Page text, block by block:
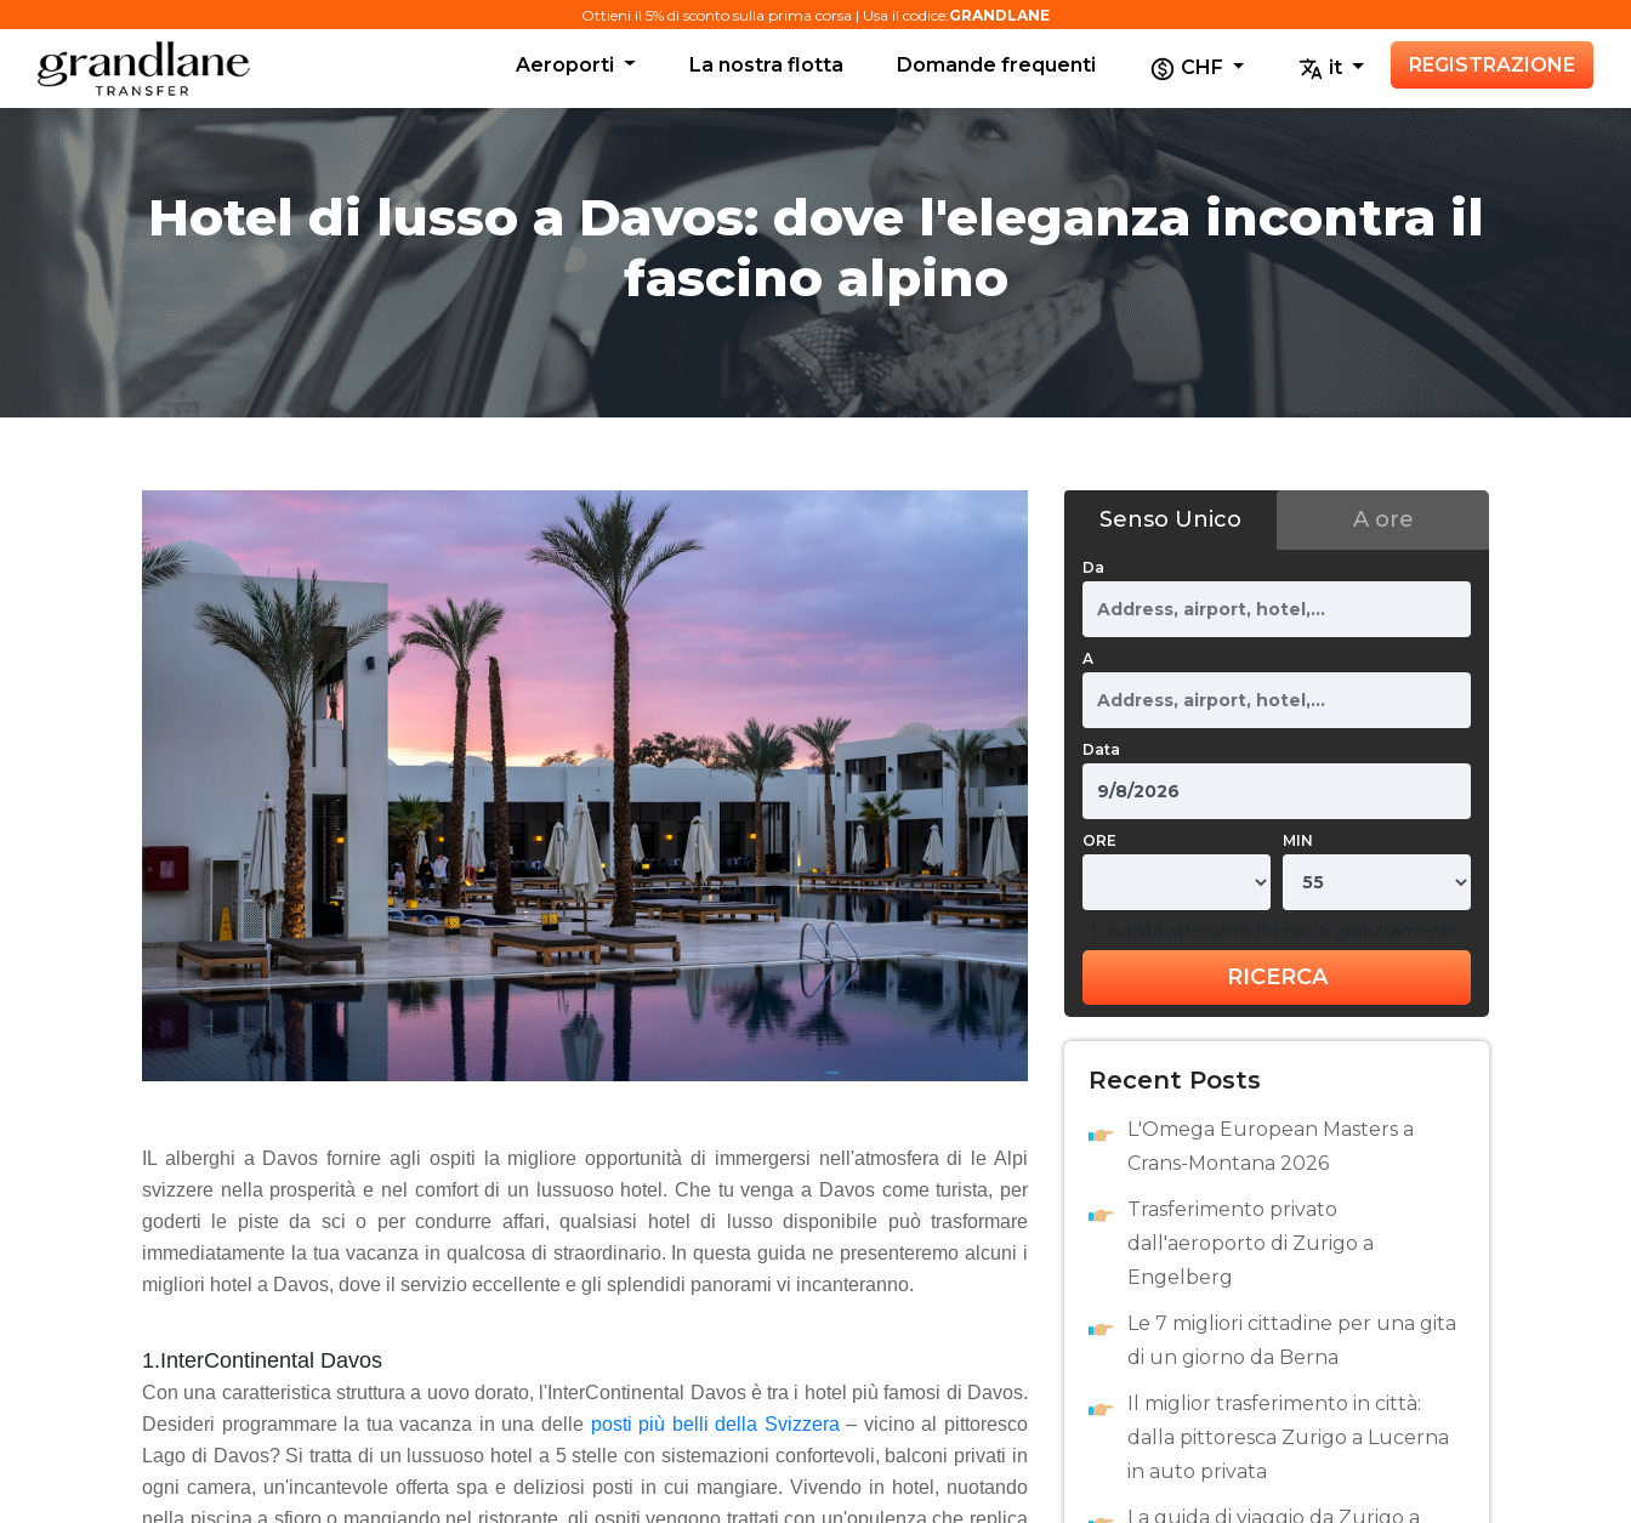
Ottieni il 5% di sconto sulla prima corsa | Usa il codice:GRANDLANE
Aeroporti La nostra flotta Domande frequenti CHF it REGISTRAZIONE
Hotel di lusso a Davos: dove l'eleganza incontra il
fascino alpino
IL alberghi a Davos fornire agli ospiti la migliore opportunità di immergersi nell'atmosfera di le Alpi
svizzere nella prosperità e nel comfort di un lussuoso hotel. Che tu venga a Davos come turista, per
goderti le piste da sci o per condurre affari, qualsiasi hotel di lusso disponibile può trasformare
immediatamente la tua vacanza in qualcosa di straordinario. In questa guida ne presenteremo alcuni i
migliori hotel a Davos, dove il servizio eccellente e gli splendidi panorami vi incanteranno.
1.InterContinental Davos
Con una caratteristica struttura a uovo dorato, l'InterContinental Davos è tra i hotel più famosi di Davos.
Desideri programmare la tua vacanza in una delle posti più belli della Svizzera – vicino al pittoresco
Lago di Davos? Si tratta di un lussuoso hotel a 5 stelle con sistemazioni confortevoli, balconi privati ​​in
ogni camera, un'incantevole offerta spa e deliziosi posti in cui mangiare. Vivendo in hotel, nuotando
nella piscina a sfioro o mangiando nel ristorante, gli ospiti vengono trattati con un'opulenza che replica
Senso Unico A ore
Da
A
Data
ORE MIN
RICERCA
Recent Posts
L'Omega European Masters a
Crans-Montana 2026
Trasferimento privato
dall'aeroporto di Zurigo a
Engelberg
Le 7 migliori cittadine per una gita
di un giorno da Berna
Il miglior trasferimento in città:
dalla pittoresca Zurigo a Lucerna
in auto privata
La guida di viaggio da Zurigo a